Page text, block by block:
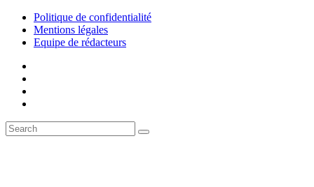
Politique de confidentialité
Mentions légales
Equipe de rédacteurs